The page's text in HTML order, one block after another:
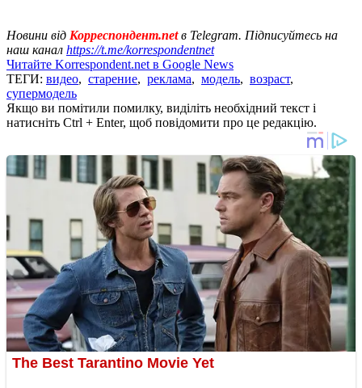
Новини від Корреспондент.netв Telegram. Підписуйтесь на
наш канал https://t.me/korrespondentnet
Читайте Korrespondent.net в Google News
ТЕГИ: видео, старение, реклама, модель, возраст,
супермодель
Якщо ви помітили помилку, виділіть необхідний текст і
натисніть Ctrl + Enter, щоб повідомити про це редакцію.